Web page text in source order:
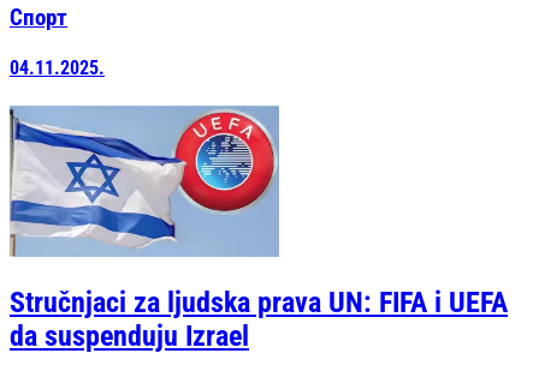
Спорт
04.11.2025.
Stručnjaci za ljudska prava UN: FIFA i UEFA
da suspenduju Izrael